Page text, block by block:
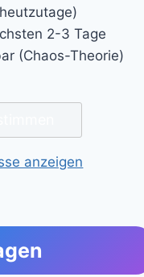
2-3 Tage
(Chaos-Theorie)
anzeigen